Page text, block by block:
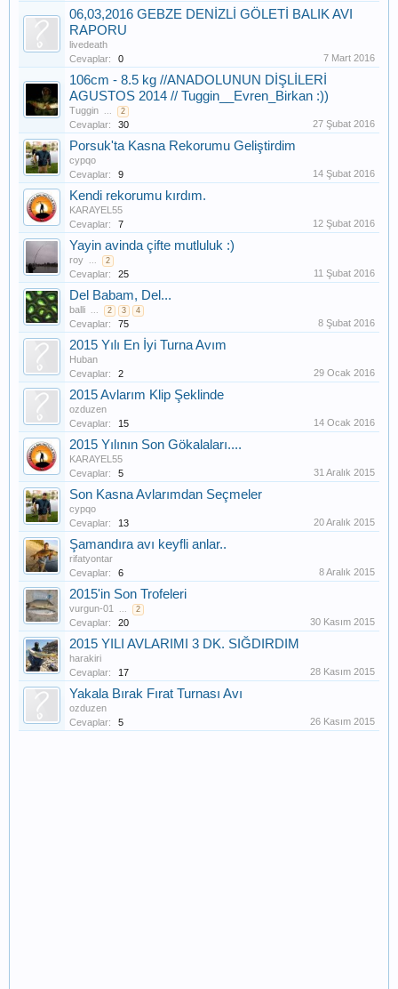
06,03,2016 GEBZE DENİZLİ GÖLETİ BALIK AVI
RAPORU
livedeath
Cevaplar:
0 7 Mart 2016
106cm - 8.5 kg //ANADOLUNUN DİŞLİLERİ
AGUSTOS 2014 // Tuggin__Evren_Birkan :))
Tuggin ... 2
Cevaplar: 30 27 Şubat 2016
Porsuk'ta Kasna Rekorumu Geliştirdim
cypqo
Cevaplar:
9 14 Şubat 2016
Kendi rekorumu kırdım.
KARAYEL55
Cevaplar:
7 12 Şubat 2016
Yayin avinda çifte mutluluk :)
roy ... 2
Cevaplar: 25 11 Şubat 2016
Del Babam, Del...
balli ... 2 3 4
Cevaplar: 75 8 Şubat 2016
2015 Yılı En İyi Turna Avım
Huban
Cevaplar:
2 29 Ocak 2016
2015 Avlarım Klip Şeklinde
ozduzen
Cevaplar:
15 14 Ocak 2016
2015 Yılının Son Gökalaları....
KARAYEL55
Cevaplar:
5 31 Aralık 2015
Son Kasna Avlarımdan Seçmeler
cypqo
Cevaplar:
13 20 Aralık 2015
Şamandıra avı keyfli anlar..
rifatyontar
Cevaplar:
6 8 Aralık 2015
2015'in Son Trofeleri
vurgun-01 ... 2
Cevaplar: 20 30 Kasım 2015
2015 YILI AVLARIMI 3 DK. SIĞDIRDIM
harakiri
Cevaplar:
17 28 Kasım 2015
Yakala Bırak Fırat Turnası Avı
ozduzen
Cevaplar:
5 26 Kasım 2015